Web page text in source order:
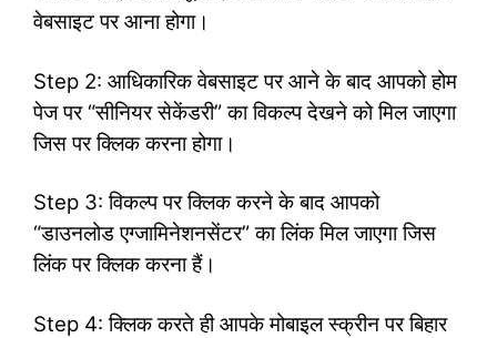
वेबसाइट पर आना होगा।
Step 2: आधिकारिक वेबसाइट पर आने के बाद आपको होम
पेज पर “सीनियर सेकेंडरी” का विकल्प देखने को मिल जाएगा
जिस पर क्लिक करना होगा।
Step 3: विकल्प पर क्लिक करने के बाद आपको
“डाउनलोड एग्जामिनेशनसेंटर” का लिंक मिल जाएगा जिस
लिंक पर क्लिक करना हैं।
Step 4: क्लिक करते ही आपके मोबाइल स्क्रीन पर बिहार